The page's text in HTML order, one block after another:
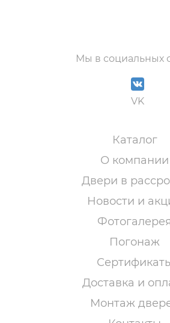
Мы в социальных
VK
Каталог
О компании
Двери в
Новости и
Фотогалерея
Погонаж
Доставка и
Монтаж